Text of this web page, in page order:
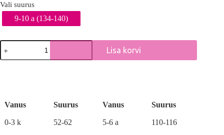
Vali suurus
9-10 a (134-140)
Remu
Travalle
mummulise
talvekomplekt
Lisa korvi
Vanus Suurus Vanus Suurus
0-3 k 52-62 5-6 a 110-116